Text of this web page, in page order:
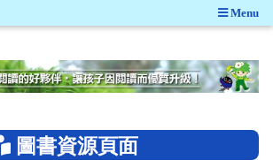
Menu
圖書資源頁面